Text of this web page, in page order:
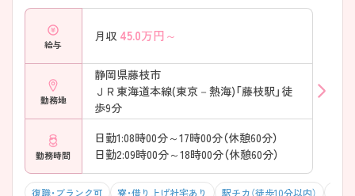
給与
月収 45.0万円～
勤務地
静岡県藤枝市
ＪＲ東海道本線(東京－熱海)「藤枝駅」徒
歩9分
勤務時間
日勤1:08時00分～17時00分（休憩60分）
日勤2:09時00分～18時00分（休憩60分）
復職・ブランク可 寮・借り上げ社宅あり 駅チカ（徒歩10分以内）